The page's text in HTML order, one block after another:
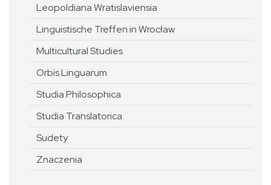
Leopoldiana Wratislaviensia
Linguistische Treffen in Wrocław
Multicultural Studies
Orbis Linguarum
Studia Philosophica
Studia Translatorica
Sudety
Znaczenia